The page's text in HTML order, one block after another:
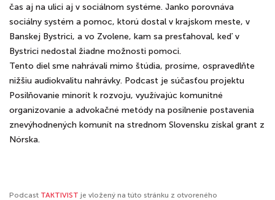
čas aj na ulici aj v sociálnom systéme. Janko porovnáva
sociálny systém a pomoc, ktorú dostal v krajskom meste, v
Banskej Bystrici, a vo Zvolene, kam sa presťahoval, keď v
Bystrici nedostal žiadne možnosti pomoci.
Tento diel sme nahrávali mimo štúdia, prosíme, ospravedlňte
nižšiu audiokvalitu nahrávky. Podcast je súčasťou projektu
Posilňovanie minorít k rozvoju, využívajúc komunitné
organizovanie a advokačné metódy na posilnenie postavenia
znevýhodnených komunít na strednom Slovensku získal grant z
Nórska.
Podcast TAKTIVIST je vložený na túto stránku z otvoreného